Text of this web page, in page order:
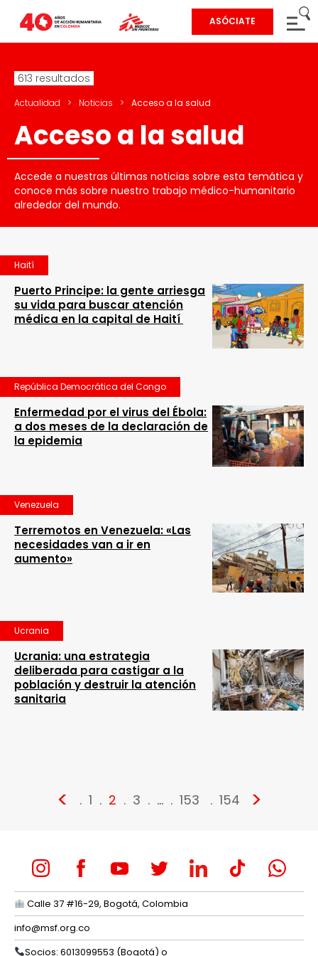
ASÓCIATE
613 resultados
Actualidad > Noticias > Acceso a la salud
Acceso a la salud
Accede a nuestras últimas noticias sobre esta temática y
conoce más sobre nuestro trabajo médico-humanitario
alrededor del mundo.
Haití
Puerto Principe: la gente arriesga
su vida para buscar atención
médica en la capital de Haití
República Democrática del Congo
Enfermedad por el virus del Ébola:
a dos meses de la declaración de
la epidemia
Venezuela
Terremotos en Venezuela: «Las
necesidades van a ir en
aumento»
Ucrania
Ucrania: una estrategia
deliberada para castigar a la
población y destruir la atención
sanitaria
< 1 2 3 … 153 154 >
Calle 37 #16-29, Bogotá, Colombia
info@msf.org.co
Socios: 6013099553 (Bogotá) o